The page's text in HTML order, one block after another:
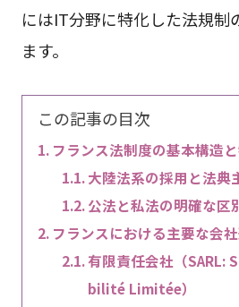
にはIT分野に特化した法規制
ます。
この記事の目次
フランス法制度の基本構造
大陸法系の採用と法典
公法と私法の明確な区
フランスにおける主要な会
有限責任会社（SARL:
bilité Limitée）